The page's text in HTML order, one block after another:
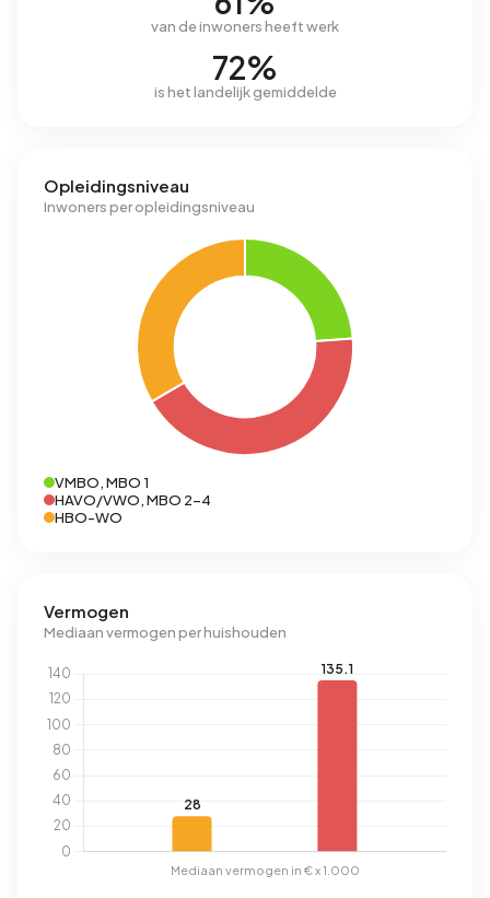
van de inwoners heeft werk
72%
is het landelijk gemiddelde
Opleidingsniveau
Inwoners per opleidingsniveau
VMBO, MBO 1
HAVO/VWO, MBO 2-4
HBO-WO
Vermogen
Mediaan vermogen per huishouden